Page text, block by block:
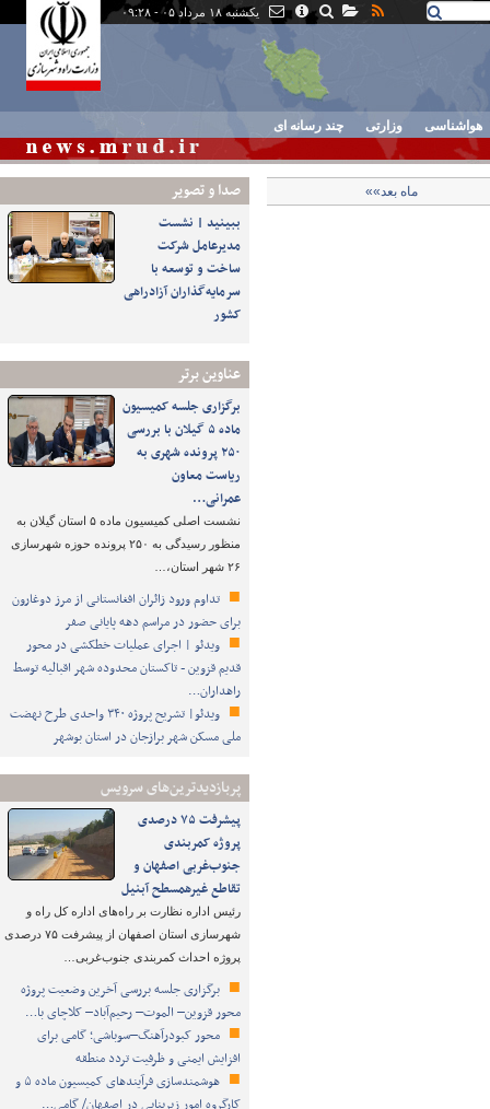
یکشنبه ۱۸ مرداد ۰۵ - ۰۹:۲۸
هواشناسی وزارتی چند رسانه ای
صدا و تصوير
ببینید | نشست
مدیرعامل شرکت
ساخت و توسعه با
سرمایه‌گذاران آزادراهی
کشور
عناوین برتر
برگزاری جلسه کمیسیون
ماده ۵ گیلان با بررسی
۲۵۰ پرونده شهری به
ریاست معاون
عمرانی…
نشست اصلی کمیسیون ماده ۵ استان گیلان به
منظور رسیدگی به ۲۵۰ پرونده حوزه شهرسازی
۲۶ شهر استان،…
تداوم ورود زائران افغانستانی از مرز دوغارون
برای حضور در مراسم دهه پایانی صفر
ویدئو | اجرای عملیات خطکشی در محور
قدیم قزوین - تاکستان محدوده شهر اقبالیه توسط
راهداران…
ویدئو| تشریح پروژه ۳۴۰ واحدی طرح نهضت
ملی مسکن شهر برازجان در استان بوشهر
پربازدیدترین‌های سرویس
پیشرفت ۷۵ درصدی
پروژه کمربندی
جنوب‌غربی اصفهان و
تقاطع غیرهمسطح آبنیل
رئیس اداره نظارت بر راه‌های اداره کل راه و
شهرسازی استان اصفهان از پیشرفت ۷۵ درصدی
پروژه احداث کمربندی جنوب‌غربی…
برگزاری جلسه بررسی آخرین وضعیت پروژه
محور قزوین– الموت– رحیم‌آباد– کلاچای با…
محور کبودرآهنگ–سوباشی؛ گامی برای
افزایش ایمنی و ظرفیت تردد منطقه
هوشمندسازی فرآیندهای کمیسیون ماده ۵ و
کارگروه امور زیربنایی در اصفهان/ گامی…
ماه بعد»»